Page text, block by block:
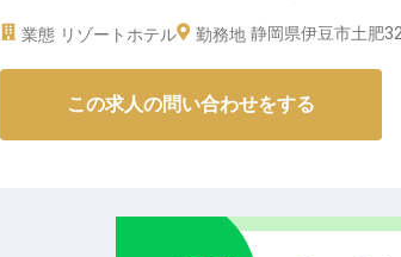
■伊豆の美しい自然の中で、心穏やかに働ける
伊豆の豊かな自然に囲まれた当施設で、お客
ナイトフロントのお仕事です。主な業務は館
観光目的のお客様が多いため、深夜のチェッ
どなく、落ち着いて業務に取り組めます。お
業態 リゾートホテル 勤務地 静岡県伊豆市土肥
この求人の問い合わせをする